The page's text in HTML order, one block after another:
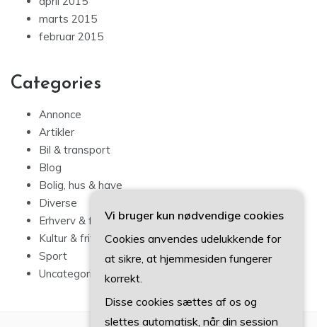
marts 2015
februar 2015
Categories
Annonce
Artikler
Bil & transport
Blog
Bolig, hus & have
Diverse
Erhverv & forbrug
Kultur & fritid
Sport
Uncategorized
Vi bruger kun nødvendige cookies
Cookies anvendes udelukkende for
at sikre, at hjemmesiden fungerer
korrekt.
Disse cookies sættes af os og
slettes automatisk, når din session